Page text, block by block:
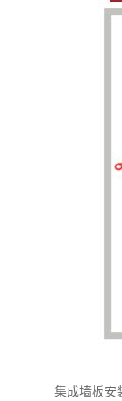
集成墙板安